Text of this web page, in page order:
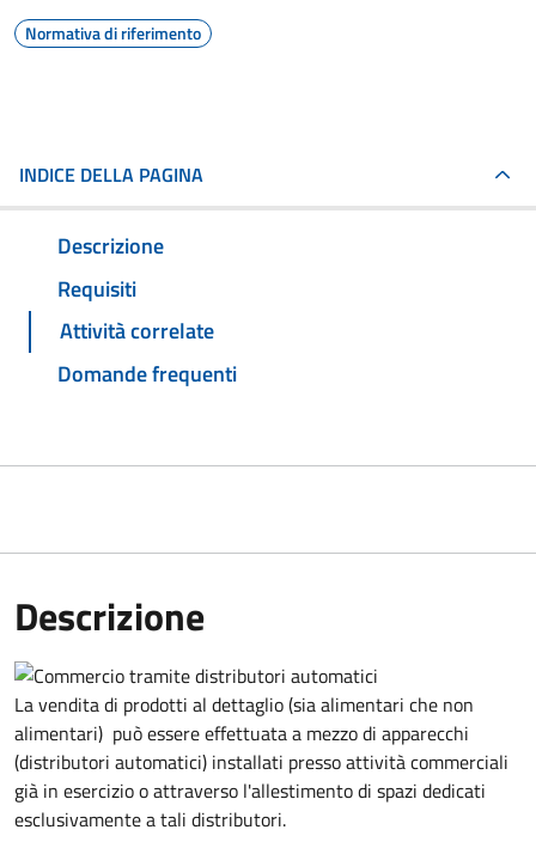
Normativa di riferimento
INDICE DELLA PAGINA
Descrizione
Requisiti
Attività correlate
Domande frequenti
Descrizione
La vendita di prodotti al dettaglio (sia alimentari che non
alimentari) può essere effettuata a mezzo di apparecchi
(distributori automatici) installati presso attività commerciali
già in esercizio o attraverso l'allestimento di spazi dedicati
esclusivamente a tali distributori.